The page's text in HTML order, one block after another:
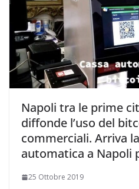
Napoli tra le prime
diffonde l’uso del
commerciali. Arriva
automatica a Napoli
25 Ottobre 2019